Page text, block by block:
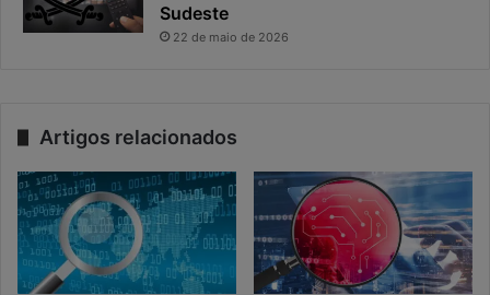
Sudeste
22 de maio de 2026
Artigos relacionados